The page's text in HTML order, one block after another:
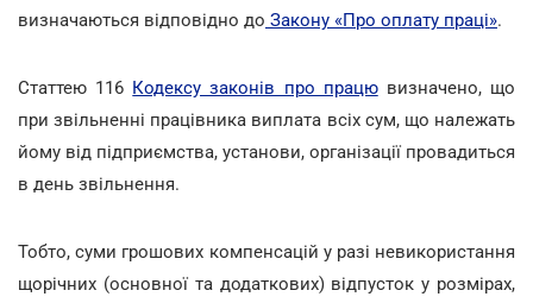
визначаються відповідно до Закону «Про оплату праці».
Статтею 116 Кодексу законів про працювизначено, що
при звільненні працівника виплата всіх сум, що належать
йому від підприємства, установи, організації провадиться
в день звільнення.
Тобто, суми грошових компенсацій у разі невикористання
щорічних (основної та додаткових) відпусток у розмірах,